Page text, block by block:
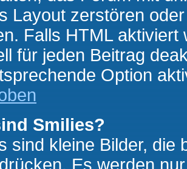
Layout zerstören
Falls HTML
für jeden Beitrag
Option
Smilies?
sind kleine Bilder, die
Es werden